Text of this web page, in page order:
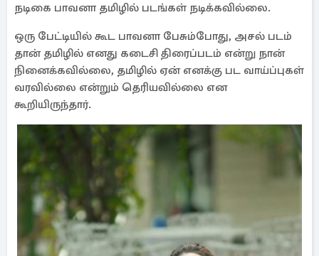
நடிகை பாவனா தமிழில் படங்கள் நடிக்கவில்லை.
ஒரு பேட்டியில் கூட பாவனா பேசும்போது, அசல் படம்
தான் தமிழில் எனது கடைசி திரைப்படம் என்று நான்
நினைக்கவில்லை, தமிழில் ஏன் எனக்கு பட வாய்ப்புகள்
வரவில்லை என்றும் தெரியவில்லை என
கூறியிருந்தார்.